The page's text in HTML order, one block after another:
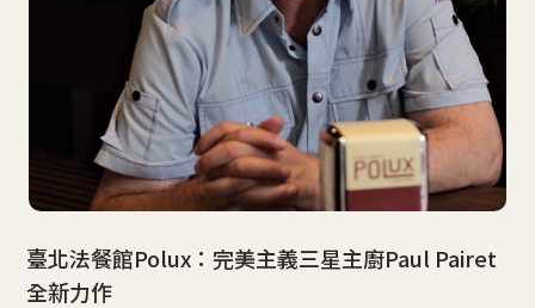
臺北法餐館Polux：完美主義三星主廚Paul Pairet
全新力作